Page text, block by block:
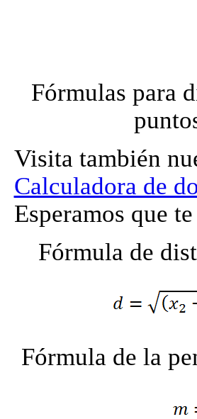
Fórmulas para
Visita también
Calculadora de
Esperamos que
Fórmula de
Fórmula de la